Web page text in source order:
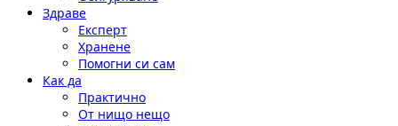
Здраве
Експерт
Хранене
Помогни си сам
Как да
Практично
От нищо нещо